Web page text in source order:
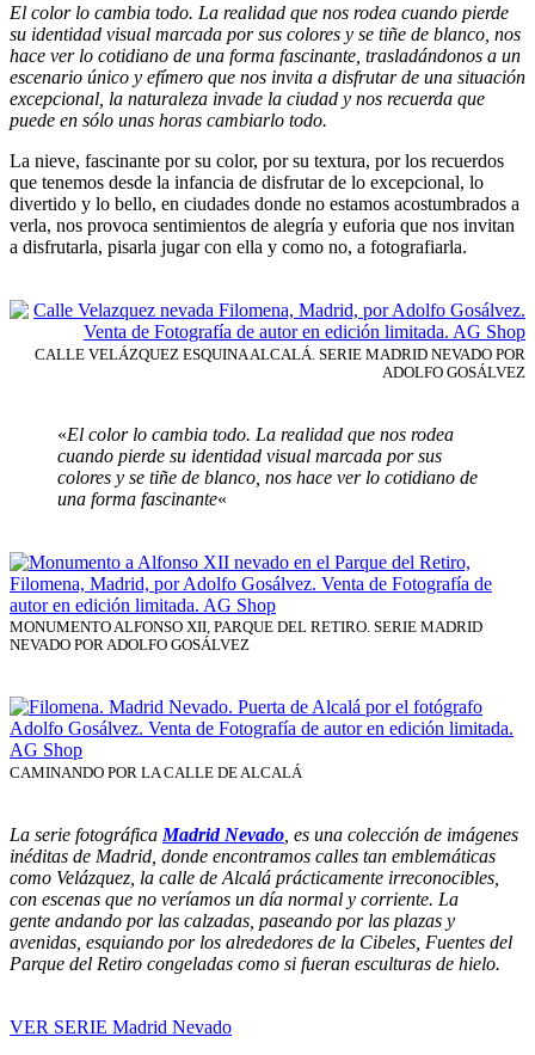
El color lo cambia todo. La realidad que nos rodea cuando pierde
su identidad visual marcada por sus colores y se tiñe de blanco, nos
hace ver lo cotidiano de una forma fascinante, trasladándonos a un
escenario único y efímero que nos invita a disfrutar de una situación
excepcional, la naturaleza invade la ciudad y nos recuerda que
puede en sólo unas horas cambiarlo todo.
La nieve, fascinante por su color, por su textura, por los recuerdos
que tenemos desde la infancia de disfrutar de lo excepcional, lo
divertido y lo bello, en ciudades donde no estamos acostumbrados a
verla, nos provoca sentimientos de alegría y euforia que nos invitan
a disfrutarla, pisarla jugar con ella y como no, a fotografiarla.
CALLE VELÁZQUEZ ESQUINA ALCALÁ. SERIE MADRID NEVADO POR
ADOLFO GOSÁLVEZ
«El color lo cambia todo. La realidad que nos rodea
cuando pierde su identidad visual marcada por sus
colores y se tiñe de blanco, nos hace ver lo cotidiano de
una forma fascinante«
MONUMENTO ALFONSO XII, PARQUE DEL RETIRO. SERIE MADRID
NEVADO POR ADOLFO GOSÁLVEZ
CAMINANDO POR LA CALLE DE ALCALÁ
La serie fotográfica Madrid Nevado , es una colección de imágenes
inéditas de Madrid, donde encontramos calles tan emblemáticas
como Velázquez, la calle de Alcalá prácticamente irreconocibles,
con escenas que no veríamos un día normal y corriente. La
gente andando por las calzadas, paseando por las plazas y
avenidas, esquiando por los alrededores de la Cibeles, Fuentes del
Parque del Retiro congeladas como si fueran esculturas de hielo.
VER SERIE Madrid Nevado